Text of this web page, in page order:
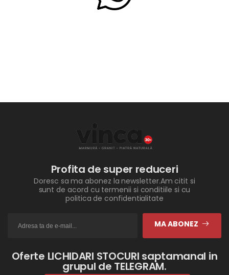
Profita de super reduceri
Doresc sa ma abonez la newsletter.Am citit si
sunt de acord cu termenii si conditiile si cu
politica de confidentialitate
MA ABONEZ
Oferte LICHIDARI STOCURI saptamanal in
grupul de TELEGRAM.